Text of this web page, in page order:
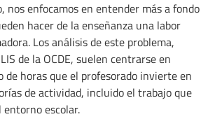
nos enfocamos en entender más a fondo
hacer de la enseñanza una labor
Los análisis de este problema,
de la OCDE, suelen centrarse en
de horas que el profesorado invierte en
de actividad, incluido el trabajo que
escolar.